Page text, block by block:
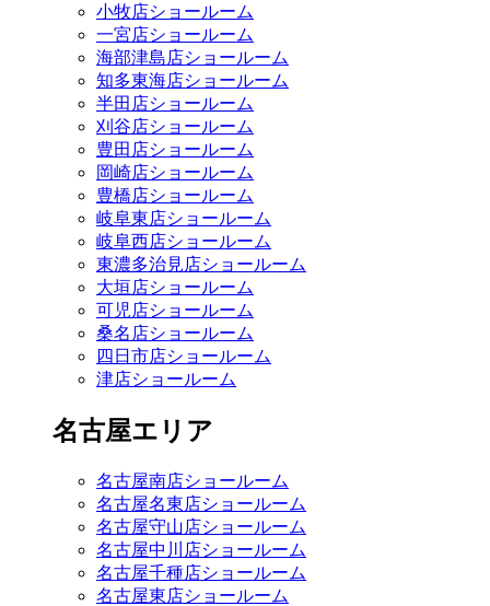
小牧店ショールーム
一宮店ショールーム
海部津島店ショールーム
知多東海店ショールーム
半田店ショールーム
刈谷店ショールーム
豊田店ショールーム
岡崎店ショールーム
豊橋店ショールーム
岐阜東店ショールーム
岐阜西店ショールーム
東濃多治見店ショールーム
大垣店ショールーム
可児店ショールーム
桑名店ショールーム
四日市店ショールーム
津店ショールーム
名古屋エリア
名古屋南店ショールーム
名古屋名東店ショールーム
名古屋守山店ショールーム
名古屋中川店ショールーム
名古屋千種店ショールーム
名古屋東店ショールーム